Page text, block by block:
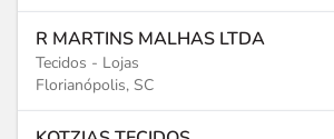
R MARTINS MALHAS LTDA
Tecidos - Lojas
Florianópolis, SC